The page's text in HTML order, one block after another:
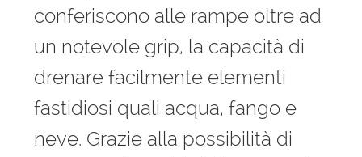
conferiscono alle rampe oltre ad
un notevole grip, la capacità di
drenare facilmente elementi
fastidiosi quali acqua, fango e
neve. Grazie alla possibilità di